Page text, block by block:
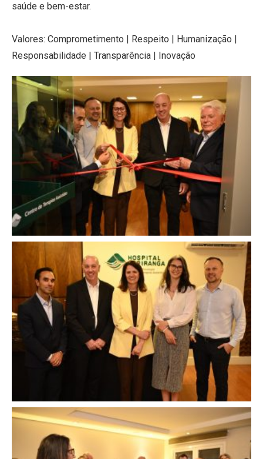
saúde e bem-estar.
Valores: Comprometimento | Respeito | Humanização |
Responsabilidade | Transparência | Inovação